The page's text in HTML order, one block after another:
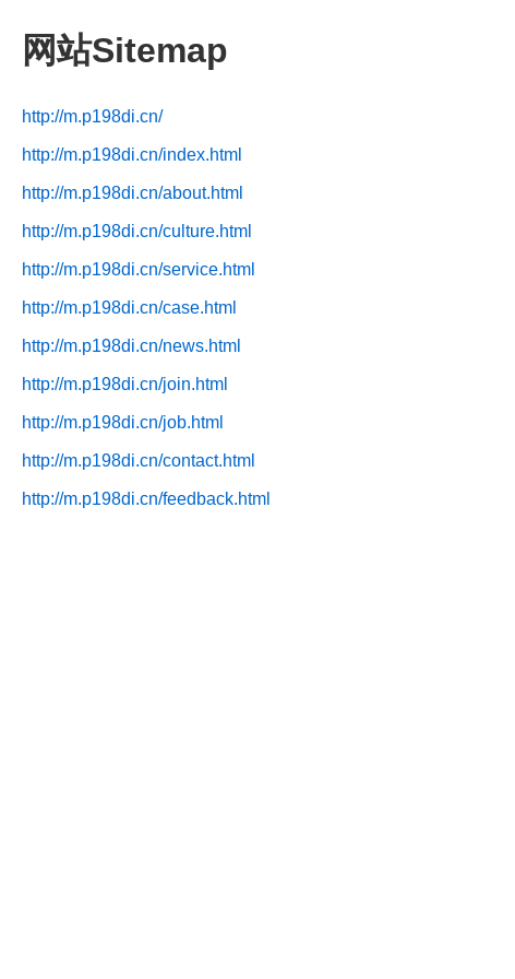
网站Sitemap
http://m.p198di.cn/
http://m.p198di.cn/index.html
http://m.p198di.cn/about.html
http://m.p198di.cn/culture.html
http://m.p198di.cn/service.html
http://m.p198di.cn/case.html
http://m.p198di.cn/news.html
http://m.p198di.cn/join.html
http://m.p198di.cn/job.html
http://m.p198di.cn/contact.html
http://m.p198di.cn/feedback.html